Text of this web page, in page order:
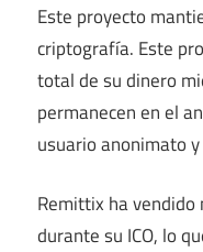
Este proyecto
criptografía. Este
total de su dinero
permanecen en el
usuario anonimato
Remittix ha
durante su ICO, lo